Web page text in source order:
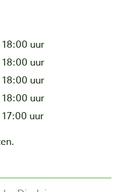
uur
uur
uur
uur
uur